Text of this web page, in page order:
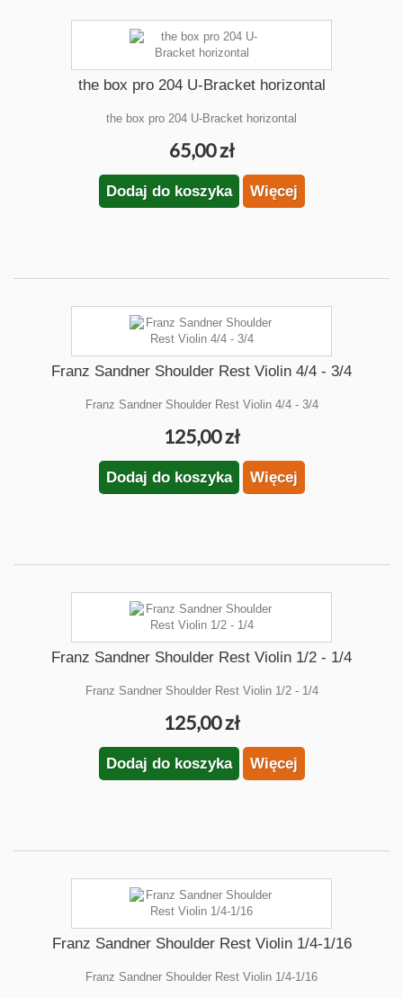
the box pro 204 U-Bracket horizontal
the box pro 204 U-Bracket horizontal
65,00 zł
Dodaj do koszyka Więcej
Franz Sandner Shoulder Rest Violin 4/4 - 3/4
Franz Sandner Shoulder Rest Violin 4/4 - 3/4
125,00 zł
Dodaj do koszyka Więcej
Franz Sandner Shoulder Rest Violin 1/2 - 1/4
Franz Sandner Shoulder Rest Violin 1/2 - 1/4
125,00 zł
Dodaj do koszyka Więcej
Franz Sandner Shoulder Rest Violin 1/4-1/16
Franz Sandner Shoulder Rest Violin 1/4-1/16